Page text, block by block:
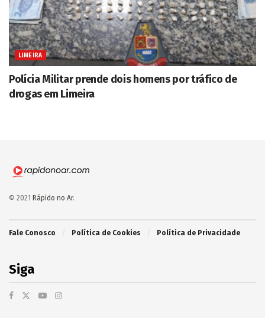
LIMEIRA
Polícia Militar prende dois homens por tráfico de
drogas em Limeira
© 2021 Rápido no Ar.
Fale Conosco Política de Cookies Política de Privacidade
Siga